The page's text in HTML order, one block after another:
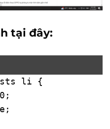
tại đây:
li {
0 ;